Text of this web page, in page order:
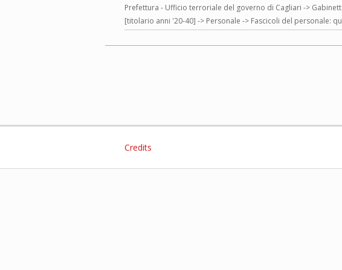
Prefettura - Ufficio terroriale del governo di Cagliari ->
[titolario anni '20-40] -> Personale -> Fascicoli del personale:
Credits